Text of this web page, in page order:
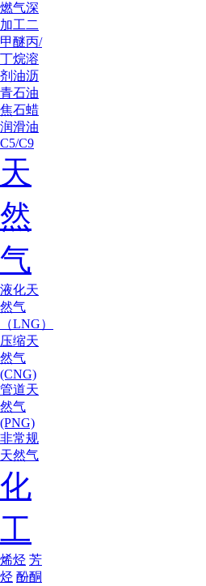
燃气深
加工二
甲醚丙/
丁烷溶
剂油沥
青石油
焦石蜡
润滑油
C5/C9
天
然
气
液化天
然气
（LNG）
压缩天
然气
(CNG)
管道天
然气
(PNG)
非常规
天然气
化
工
烯烃 芳
烃 酚酮